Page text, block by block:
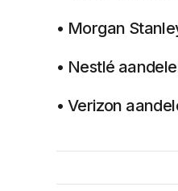
• Morgan
• Nestlé
• Verizon